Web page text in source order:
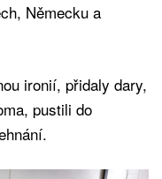
Německu a
ironií, přidaly dary,
pustili do